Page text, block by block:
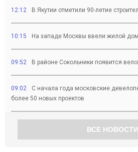
12:12 В Якутии отметили 90-летие
10:15 На западе Москвы ввели жилой дом
09:52 В районе Сокольники появится
09:02
С начала года московские
более 50 новых проектов
ВСЕ НОВОСТИ